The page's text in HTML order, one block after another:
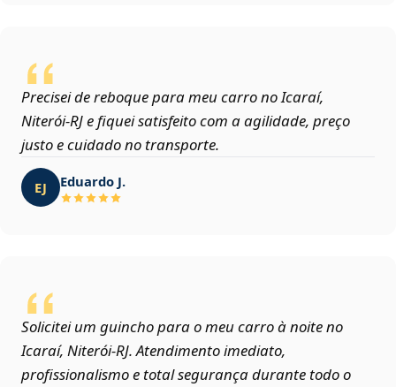
Precisei de reboque para meu carro no Icaraí,
Niterói‑RJ e fiquei satisfeito com a agilidade, preço
justo e cuidado no transporte.
EJ Eduardo J.
Solicitei um guincho para o meu carro à noite no
Icaraí, Niterói‑RJ. Atendimento imediato,
profissionalismo e total segurança durante todo o